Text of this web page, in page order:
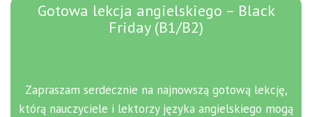
Gotowa lekcja angielskiego – Black
Friday (B1/B2)
Zapraszam serdecznie na najnowszą gotową lekcję,
którą nauczyciele i lektorzy języka angielskiego mogą